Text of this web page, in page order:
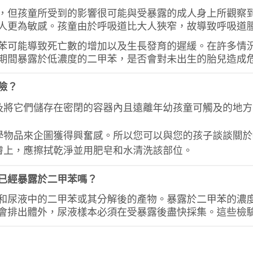
但孩童所受到的影響很可能與受暴露的成人身上所觀
更為敏感。孩童由於呼吸道比大人狹窄，故導致呼吸道
可能導致死亡數的增加以及生長發育的遲緩。在許多情
暴露於低濃度的二甲苯，是否會對未出生的胎兒造成
？
它們儲存在密閉的容器內且遠離年幼孩童可觸及的地
品來企圖獲得興奮感。所以您可以與您的孩子談談關
，應擦拭乾淨並用肥皂和水清洗該部位。
經暴露於二甲苯嗎？
尿液中的二甲苯或其分解後的產物。暴露於二甲苯的濃
排出體外，尿液樣本必須在受暴露後盡快採集。這些檢